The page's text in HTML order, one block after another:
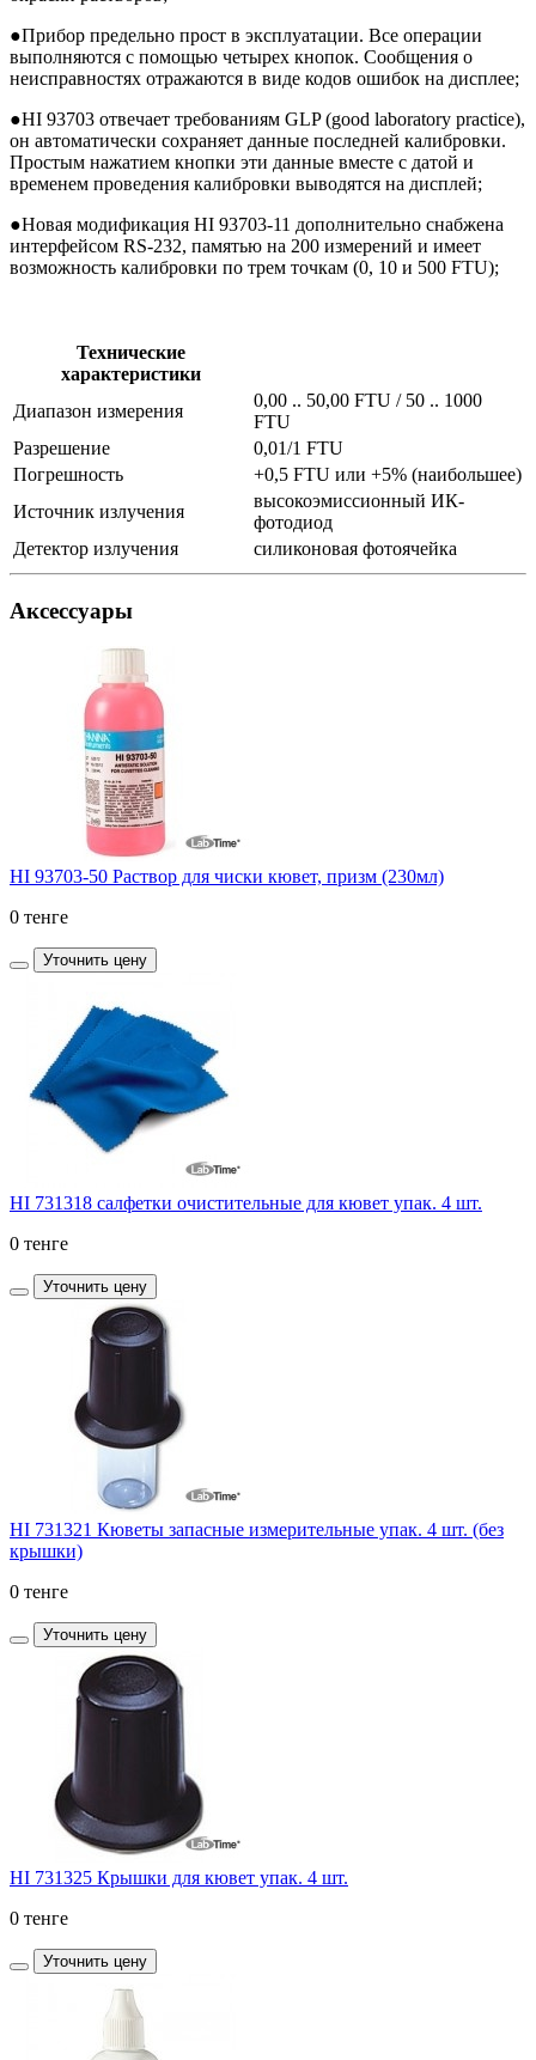
●Прибор предельно прост в эксплуатации. Все операции
выполняются с помощью четырех кнопок. Сообщения о
неисправностях отражаются в виде кодов ошибок на дисплее;
●HI 93703 отвечает требованиям GLP (good laboratory practice),
он автоматически сохраняет данные последней калибровки.
Простым нажатием кнопки эти данные вместе с датой и
временем проведения калибровки выводятся на дисплей;
●Новая модификация HI 93703-11 дополнительно снабжена
интерфейсом RS-232, памятью на 200 измерений и имеет
возможность калибровки по трем точкам (0, 10 и 500 FTU);
Технические
характеристики
Диапазон измерения
0,00 .. 50,00 FTU / 50 .. 1000
FTU
Разрешение
0,01/1 FTU
Погрешность
+0,5 FTU или +5% (наибольшее)
Источник излучения
высокоэмиссионный ИК-
фотодиод
Детектор излучения
силиконовая фотоячейка
Аксессуары
HI 93703-50 Раствор для чиски кювет, призм (230мл)
0 тенге
Уточнить цену
HI 731318 салфетки очистительные для кювет упак. 4 шт.
0 тенге
Уточнить цену
HI 731321 Кюветы запасные измерительные упак. 4 шт. (без
крышки)
0 тенге
Уточнить цену
HI 731325 Крышки для кювет упак. 4 шт.
0 тенге
Уточнить цену